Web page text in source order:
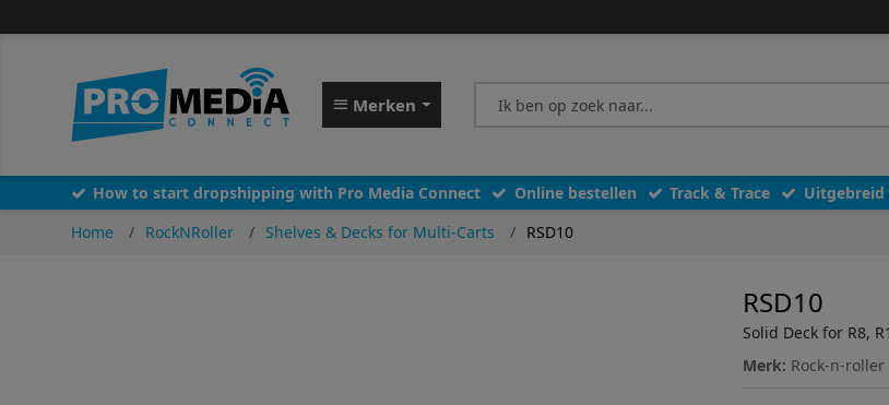
Merken
How to start dropshipping with Pro Media Connect Online bestellen Track & Trace
Home
RockNRoller Shelves & Decks for Multi-Carts RSD10
RSD10
Solid Deck for R8,
Merk: Rock-n-roller